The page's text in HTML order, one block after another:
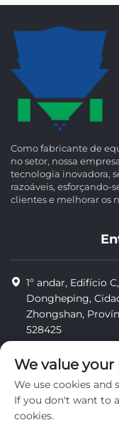
Como fabricante de
no setor, nossa
tecnologia inovadora,
razoáveis, esforçando-
clientes e melhorar os
1º andar, Edifício
Dongheping,
Zhongshan,
528425
[email protected]
We value your
We use cookies and
If you don't want to
cookies.